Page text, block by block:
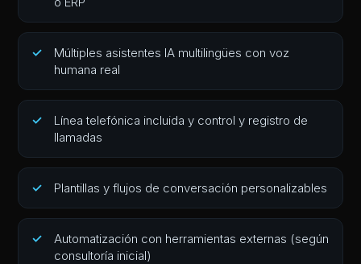
Múltiples asistentes IA multilingües con voz
humana real
Línea telefónica incluida y control y registro de
llamadas
Plantillas y flujos de conversación personalizables
Automatización con herramientas externas (según
consultoría inicial)